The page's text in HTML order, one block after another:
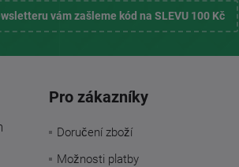
vám zašleme kód na SLEVU 100 Kč
Pro zákazníky
Doručení zboží
Možnosti platby